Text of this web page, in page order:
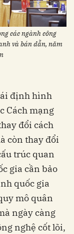
các ngành công
và bán dẫn, năm
định hình
Cách mạng
đổi cách
còn thay đổi
trúc quan
gia cần bảo
quốc gia
mô quân
ngày càng
nghệ cốt lõi,